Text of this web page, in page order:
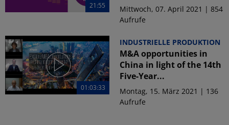
21:55
Mittwoch, 07. April 2021 | 854
Aufrufe
01:03:33
INDUSTRIELLE PRODUKTION
M&A opportunities in
China in light of the 14th
Five-Year...
Montag, 15. März 2021 | 136
Aufrufe